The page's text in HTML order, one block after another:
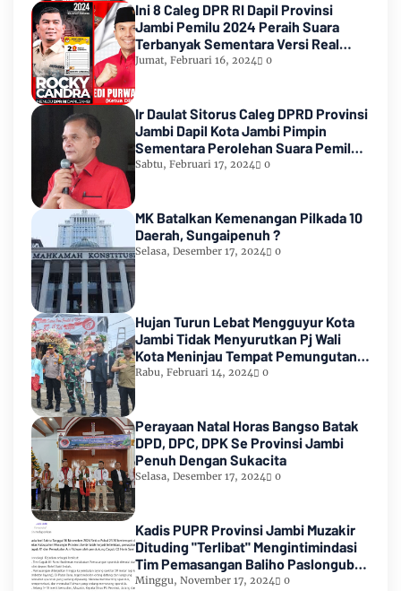
Ini 8 Caleg DPR RI Dapil Provinsi
Jambi Pemilu 2024 Peraih Suara
Terbanyak Sementara Versi Real
Count KPU RI
Jumat, Februari 16, 2024 0
Ir Daulat Sitorus Caleg DPRD Provinsi
Jambi Dapil Kota Jambi Pimpin
Sementara Perolehan Suara Pemilu
2024
Sabtu, Februari 17, 2024 0
MK Batalkan Kemenangan Pilkada 10
Daerah, Sungaipenuh ?
Selasa, Desember 17, 2024 0
Hujan Turun Lebat Mengguyur Kota
Jambi Tidak Menyurutkan Pj Wali
Kota Meninjau Tempat Pemungutan
Suara Pemilu 2024
Rabu, Februari 14, 2024 0
Perayaan Natal Horas Bangso Batak
DPD, DPC, DPK Se Provinsi Jambi
Penuh Dengan Sukacita
Selasa, Desember 17, 2024 0
Kadis PUPR Provinsi Jambi Muzakir
Dituding "Terlibat" Mengintimindasi
Tim Pemasangan Baliho Paslongub
Romi-Sudirman
Minggu, November 17, 2024 0